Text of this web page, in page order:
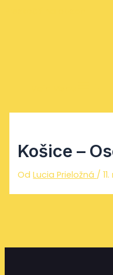
Košice –
Od Lucia Prieložná /